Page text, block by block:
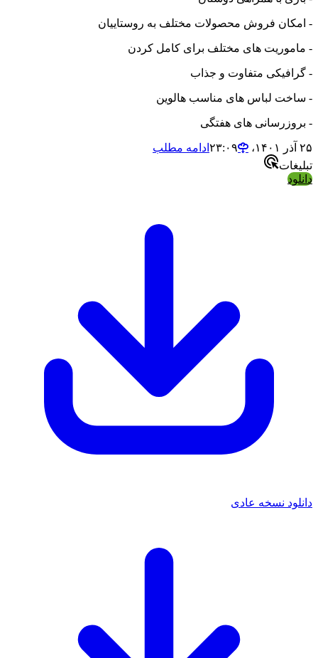
- امکان فروش محصولات مختلف به روستاییان
- ماموریت های مختلف برای کامل کردن
- گرافیکی متفاوت و جذاب
- ساخت لباس های مناسب هالوین
- بروزرسانی های هفتگی
۲۵ آذر ۱۴۰۱،‏ ۲۳:۰۹
ادامه مطلب
تبلیغات
دانلود
دانلود نسخه عادی